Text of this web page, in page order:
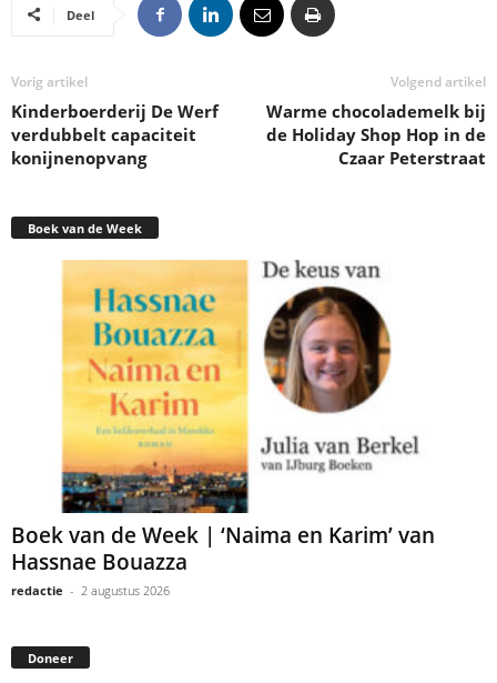
Deel
Vorig artikel
Kinderboerderij De Werf
verdubbelt capaciteit
konijnenopvang
Volgend artikel
Warme chocolademelk bij
de Holiday Shop Hop in de
Czaar Peterstraat
Boek van de Week
Boek van de Week | ‘Naima en Karim’ van
Hassnae Bouazza
redactie - 2 augustus 2026
Doneer